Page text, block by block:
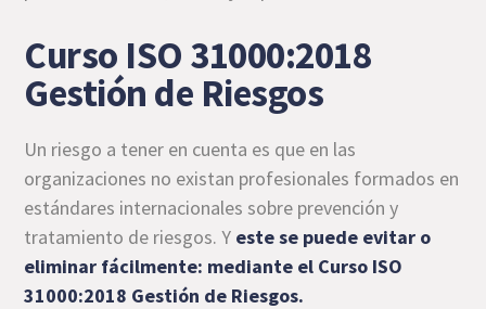
Curso ISO 31000:2018
Gestión de Riesgos
Un riesgo a tener en cuenta es que en las
organizaciones no existan profesionales formados en
estándares internacionales sobre prevención y
tratamiento de riesgos. Y este se puede evitar o
eliminar fácilmente: mediante el Curso ISO
31000:2018 Gestión de Riesgos.